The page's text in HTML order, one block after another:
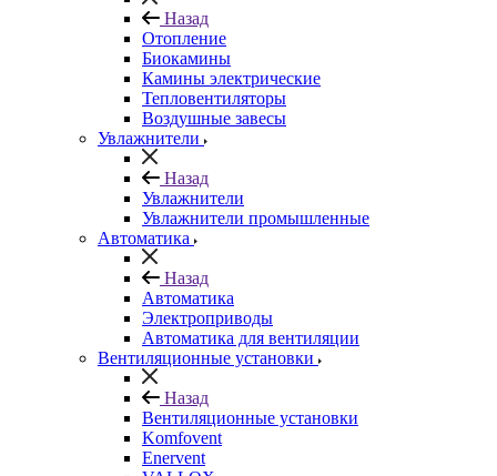
Назад
Отопление
Биокамины
Камины электрические
Тепловентиляторы
Воздушные завесы
Увлажнители
Назад
Увлажнители
Увлажнители промышленные
Автоматика
Назад
Автоматика
Электроприводы
Автоматика для вентиляции
Вентиляционные установки
Назад
Вентиляционные установки
Komfovent
Enervent